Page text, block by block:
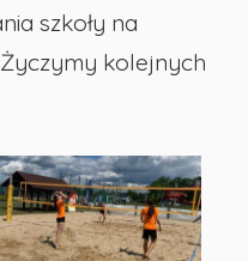
szkoły na
kolejnych